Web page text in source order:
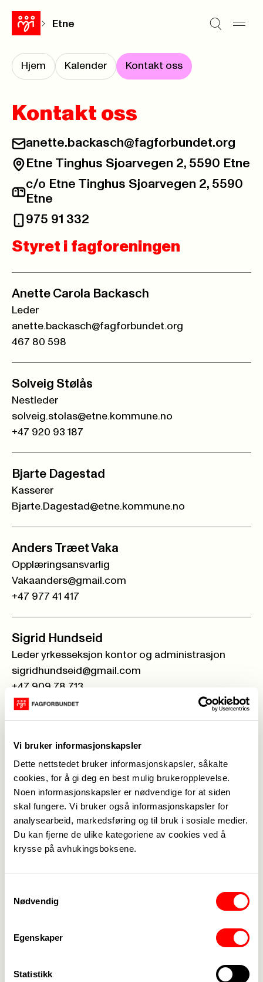
Vi bruker informasjonskapsler
Dette nettstedet bruker informasjonskapsler, såkalte
cookies, for å gi deg en best mulig brukeropplevelse.
Noen informasjonskapsler er nødvendige for at siden
skal fungere. Vi bruker også informasjonskapsler for
analysearbeid, markedsføring og til bruk i sosiale medier.
Du kan fjerne de ulike kategoriene av cookies ved å
krysse på avhukingsboksene.
Nødvendig
Egenskaper
Statistikk
Etne
Hjem Kalender Kontakt oss
Kontakt oss
anette.backasch@fagforbundet.org
Etne Tinghus Sjoarvegen 2, 5590 Etne
c/o Etne Tinghus Sjoarvegen 2, 5590
Etne
975 91 332
Styret i fagforeningen
Anette Carola Backasch
Leder
anette.backasch@fagforbundet.org
467 80 598
Solveig Stølås
Nestleder
solveig.stolas@etne.kommune.no
+47 920 93 187
Bjarte Dagestad
Kasserer
Bjarte.Dagestad@etne.kommune.no
Anders Træet Vaka
Opplæringsansvarlig
Vakaanders@gmail.com
+47 977 41 417
Sigrid Hundseid
Leder yrkesseksjon kontor og administrasjon
sigridhundseid@gmail.com
+47 909 78 713
Leder yrkesseksjon samferdsel og teknisk
am-aakre@hotmail.com
+47 997 78 362
Turid Fosse Becker
Pensjonisttillitsvalgt
turidfossebecker@gmail.com
Tore Block
tore.block@etne.kommune.no